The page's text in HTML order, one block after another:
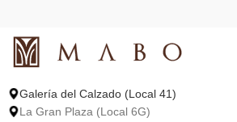
Galería del Calzado (Local 41)
La Gran Plaza (Local 6G)